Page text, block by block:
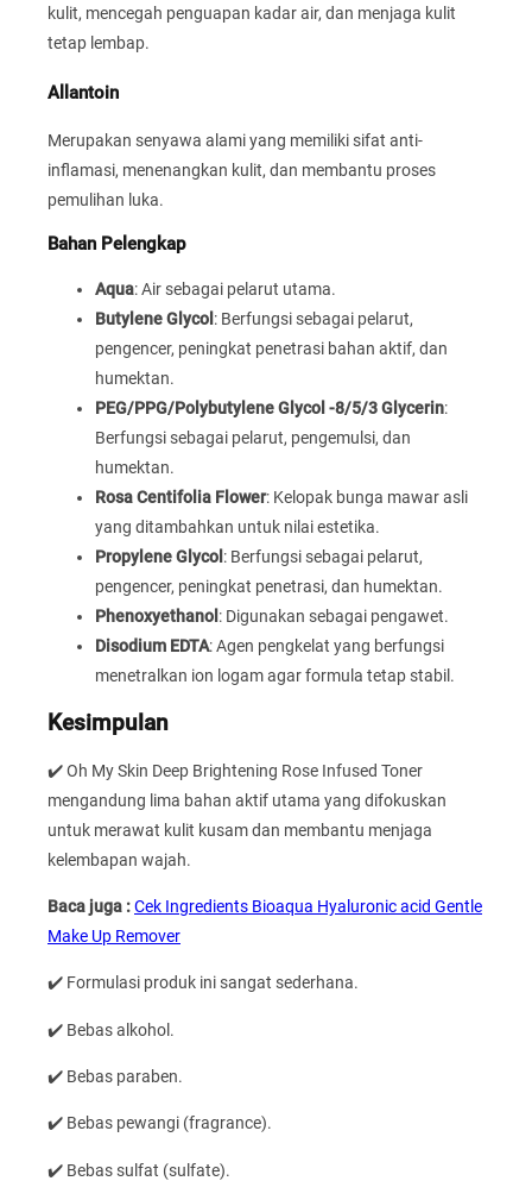
kulit, mencegah penguapan kadar air, dan menjaga kulit
tetap lembap.
Allantoin
Merupakan senyawa alami yang memiliki sifat anti-
inflamasi, menenangkan kulit, dan membantu proses
pemulihan luka.
Bahan Pelengkap
Aqua: Air sebagai pelarut utama.
Butylene Glycol: Berfungsi sebagai pelarut,
pengencer, peningkat penetrasi bahan aktif, dan
humektan.
PEG/PPG/Polybutylene Glycol -8/5/3 Glycerin:
Berfungsi sebagai pelarut, pengemulsi, dan
humektan.
Rosa Centifolia Flower: Kelopak bunga mawar asli
yang ditambahkan untuk nilai estetika.
Propylene Glycol: Berfungsi sebagai pelarut,
pengencer, peningkat penetrasi, dan humektan.
Phenoxyethanol: Digunakan sebagai pengawet.
Disodium EDTA: Agen pengkelat yang berfungsi
menetralkan ion logam agar formula tetap stabil.
Kesimpulan
✔️ Oh My Skin Deep Brightening Rose Infused Toner
mengandung lima bahan aktif utama yang difokuskan
untuk merawat kulit kusam dan membantu menjaga
kelembapan wajah.
Baca juga :Cek Ingredients Bioaqua Hyaluronic acid Gentle
Make Up Remover
✔️ Formulasi produk ini sangat sederhana.
✔️ Bebas alkohol.
✔️ Bebas paraben.
✔️ Bebas pewangi (fragrance).
✔️ Bebas sulfat (sulfate).